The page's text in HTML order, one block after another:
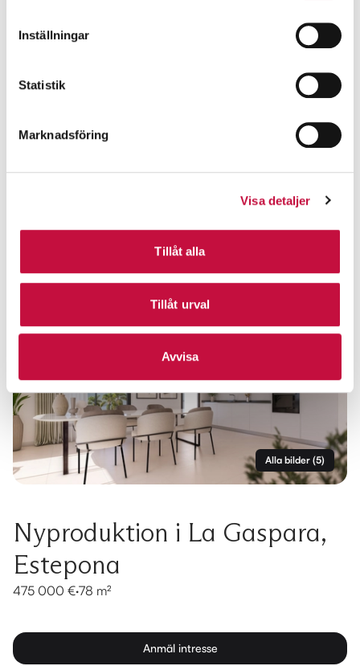
Inställningar
Statistik
Marknadsföring
Visa detaljer
Tillåt alla
Tillåt urval
Avvisa
Alla bilder (5)
Nyproduktion i La Gaspara,
Estepona
475 000 €·78 m²
Anmäl intresse